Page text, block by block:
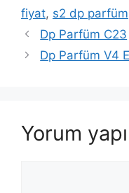
fiyat, s2 dp parfüm
Dp Parfüm C23
Dp Parfüm V4
Yorum